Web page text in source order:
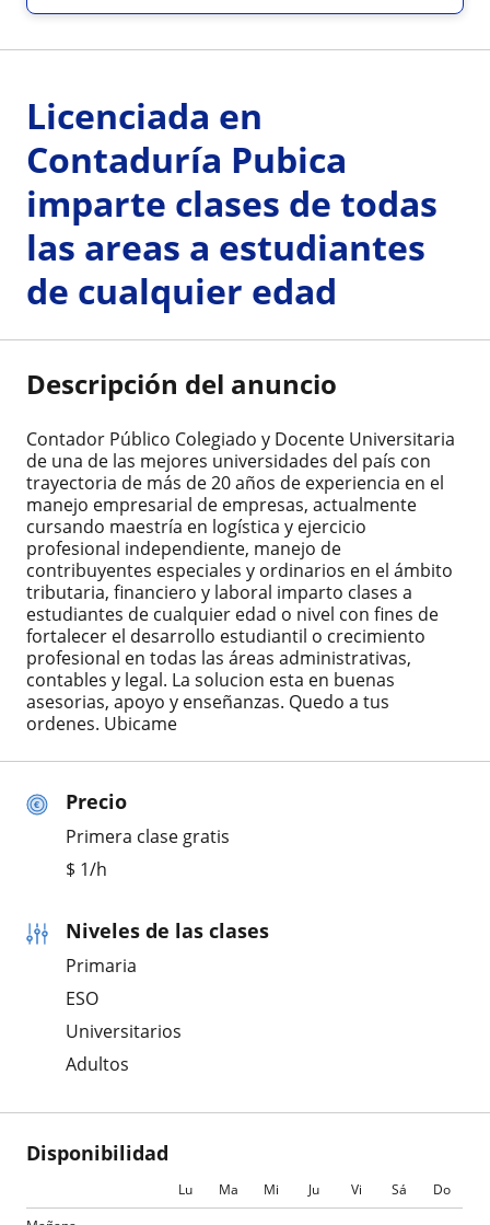
Precio
Primera clase gratis
$ 1/h
Niveles de las clases
Primaria
ESO
Universitarios
Adultos
Disponibilidad
Lu Ma Mi Ju Vi Sá
Do
Licenciada en
Contaduría Pubica
imparte clases de todas
las areas a estudiantes
de cualquier edad
Descripción del anuncio
Contador Público Colegiado y Docente Universitaria
de una de las mejores universidades del país con
trayectoria de más de 20 años de experiencia en el
manejo empresarial de empresas, actualmente
cursando maestría en logística y ejercicio
profesional independiente, manejo de
contribuyentes especiales y ordinarios en el ámbito
tributaria, financiero y laboral imparto clases a
estudiantes de cualquier edad o nivel con fines de
fortalecer el desarrollo estudiantil o crecimiento
profesional en todas las áreas administrativas,
contables y legal. La solucion esta en buenas
asesorias, apoyo y enseñanzas. Quedo a tus
ordenes. Ubicame